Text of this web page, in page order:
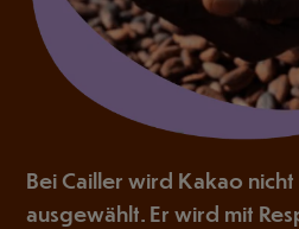
Bei Cailler wird Kakao
ausgewählt. Er wird mit